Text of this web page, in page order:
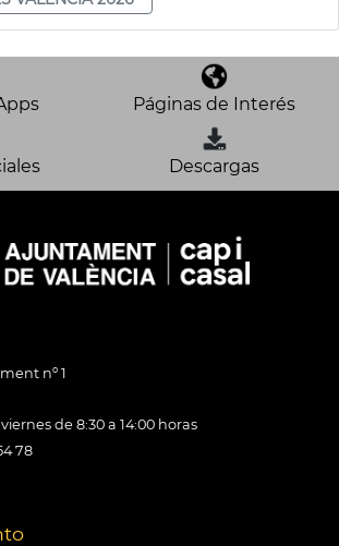
Páginas de Interés
Descargas
nº 1
de 8:30 a 14:00 horas
78